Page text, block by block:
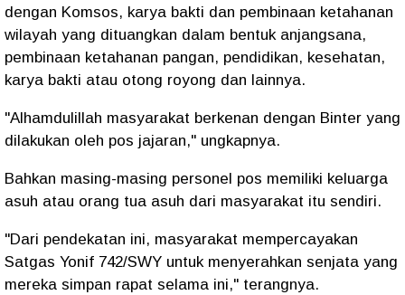
dengan Komsos, karya bakti dan pembinaan ketahanan
wilayah yang dituangkan dalam bentuk anjangsana,
pembinaan ketahanan pangan, pendidikan, kesehatan,
karya bakti atau otong royong dan lainnya.
"Alhamdulillah masyarakat berkenan dengan Binter yang
dilakukan oleh pos jajaran," ungkapnya.
Bahkan masing-masing personel pos memiliki keluarga
asuh atau orang tua asuh dari masyarakat itu sendiri.
"Dari pendekatan ini, masyarakat mempercayakan
Satgas Yonif 742/SWY untuk menyerahkan senjata yang
mereka simpan rapat selama ini," terangnya.